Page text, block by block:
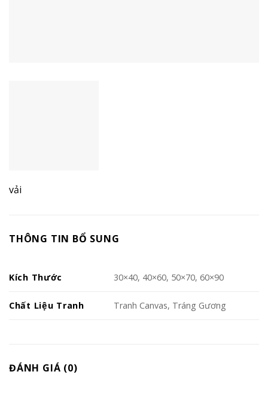
vải
THÔNG TIN BỔ SUNG
Kích Thước 30×40, 40×60, 50×70, 60×90
Chất Liệu Tranh Tranh Canvas, Tráng Gương
ĐÁNH GIÁ (0)